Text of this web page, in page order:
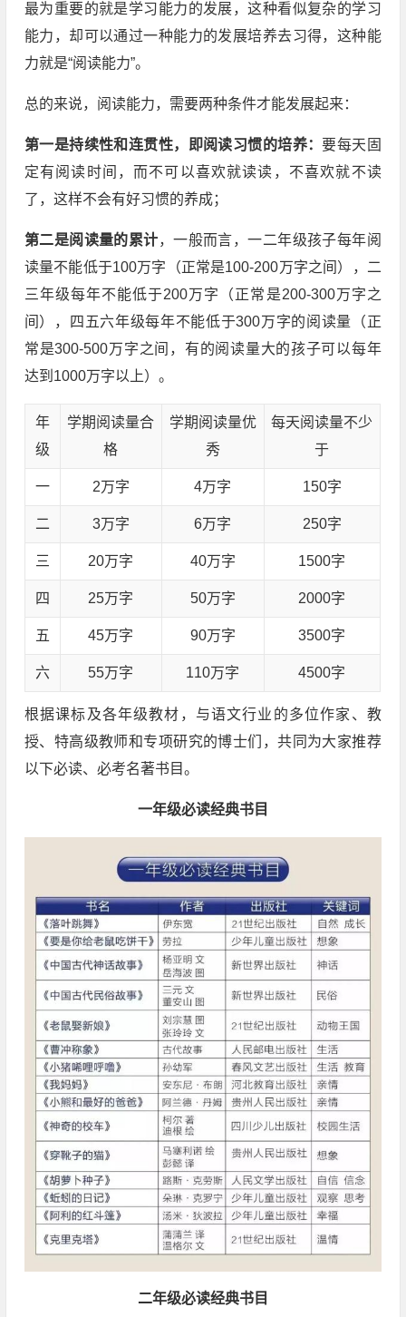
最为重要的就是学习能力的发展，这种看似复杂的学习
能力，却可以通过一种能力的发展培养去习得，这种能
力就是“阅读能力”。
总的来说，阅读能力，需要两种条件才能发展起来：
第一是持续性和连贯性，即阅读习惯的培养：要每天固
定有阅读时间，而不可以喜欢就读读，不喜欢就不读
了，这样不会有好习惯的养成；
第二是阅读量的累计，一般而言，一二年级孩子每年阅
读量不能低于100万字（正常是100-200万字之间），二
三年级每年不能低于200万字（正常是200-300万字之
间），四五六年级每年不能低于300万字的阅读量（正
常是300-500万字之间，有的阅读量大的孩子可以每年
达到1000万字以上）。
年
级
学期阅读量合
格
学期阅读量优
秀
每天阅读量不少
于
一 2万字 4万字 150字
二 3万字 6万字 250字
三 20万字 40万字 1500字
四 25万字 50万字 2000字
五 45万字 90万字 3500字
六 55万字 110万字 4500字
根据课标及各年级教材，与语文行业的多位作家、教
授、特高级教师和专项研究的博士们，共同为大家推荐
以下必读、必考名著书目。
一年级必读经典书目
二年级必读经典书目